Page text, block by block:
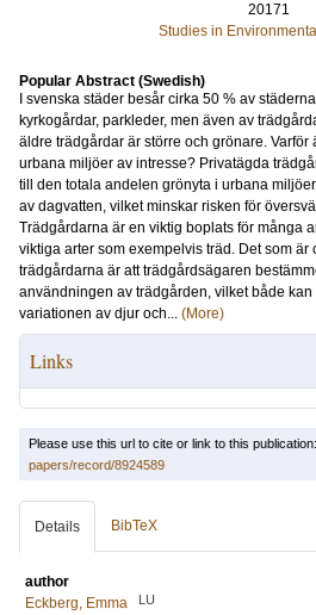
20171
Studies in
Popular Abstract (Swedish)
I svenska städer besår cirka 50 % av
kyrkogårdar, parkleder, men även av
äldre trädgårdar är större och grönare. Varför
urbana miljöer av intresse? Privatägda
till den totala andelen grönyta i urbana
av dagvatten, vilket minskar risken för
Trädgårdarna är en viktig boplats för många
viktiga arter som exempelvis träd. Det som
trädgårdarna är att trädgårdsägaren
användningen av trädgården, vilket både
variationen av djur och... (More)
Links
Please use this url to cite or link to this publication:
papers/record/8924589
Details BibTeX
author
Eckberg, Emma
LU